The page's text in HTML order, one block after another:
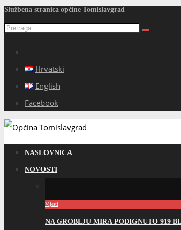
Službena stranica općine Tomislavgrad
Hrvatski
English
Facebook
NASLOVNICA
NOVOSTI
Vijesti
NA GROBLJU MIRA PODIGNUTO 919